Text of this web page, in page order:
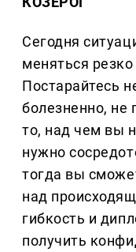
Сегодня
меняться
Постарайтесь
болезненно, не
то, над чем вы
нужно
тогда вы
над
гибкость и
получить